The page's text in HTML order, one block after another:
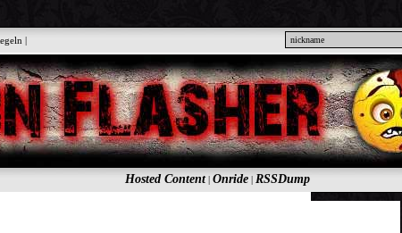
|
Hosted Content| Onride| RSSDump